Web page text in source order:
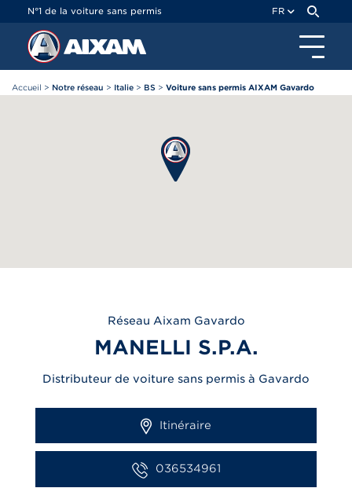
N°1 de la voiture sans permis FR
Accueil > Notre réseau > Italie > BS > Voiture sans permis AIXAM Gavardo
Réseau Aixam Gavardo
MANELLI S.P.A.
Distributeur de voiture sans permis à Gavardo
Itinéraire
036534961
Panneau de gestion des cookies